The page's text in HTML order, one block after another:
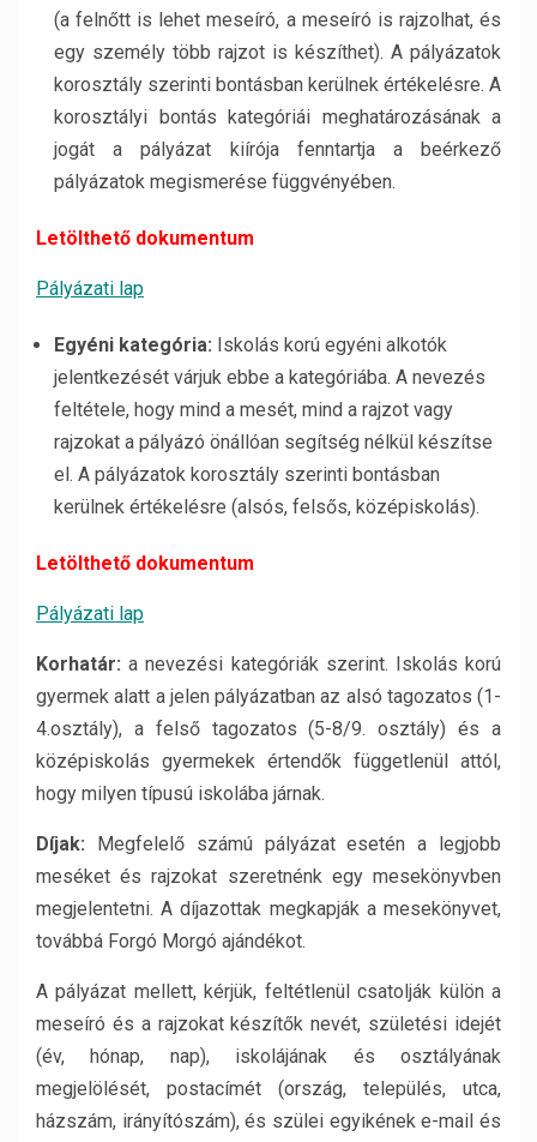
(a felnőtt is lehet meseíró, a meseíró is rajzolhat, és
egy személy több rajzot is készíthet). A pályázatok
korosztály szerinti bontásban kerülnek értékelésre. A
korosztályi bontás kategóriái meghatározásának a
jogát a pályázat kiírója fenntartja a beérkező
pályázatok megismerése függvényében.
Letölthető dokumentum
Pályázati lap
Egyéni kategória: Iskolás korú egyéni alkotók
jelentkezését várjuk ebbe a kategóriába. A nevezés
feltétele, hogy mind a mesét, mind a rajzot vagy
rajzokat a pályázó önállóan segítség nélkül készítse
el. A pályázatok korosztály szerinti bontásban
kerülnek értékelésre (alsós, felsős, középiskolás).
Letölthető dokumentum
Pályázati lap
Korhatár: a nevezési kategóriák szerint. Iskolás korú
gyermek alatt a jelen pályázatban az alsó tagozatos (1-
4.osztály), a felső tagozatos (5-8/9. osztály) és a
középiskolás gyermekek értendők függetlenül attól,
hogy milyen típusú iskolába járnak.
Díjak: Megfelelő számú pályázat esetén a legjobb
meséket és rajzokat szeretnénk egy mesekönyvben
megjelentetni. A díjazottak megkapják a mesekönyvet,
továbbá Forgó Morgó ajándékot.
A pályázat mellett, kérjük, feltétlenül csatolják külön a
meseíró és a rajzokat készítők nevét, születési idejét
(év, hónap, nap), iskolájának és osztályának
megjelölését, postacímét (ország, település, utca,
házszám, irányítószám), és szülei egyikének e-mail és